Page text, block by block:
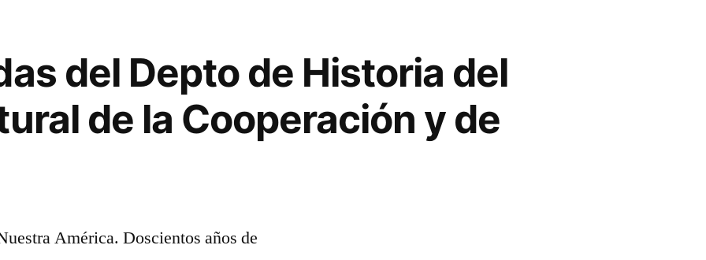
del Depto de Historia del
de la Cooperación y de
América. Doscientos años de